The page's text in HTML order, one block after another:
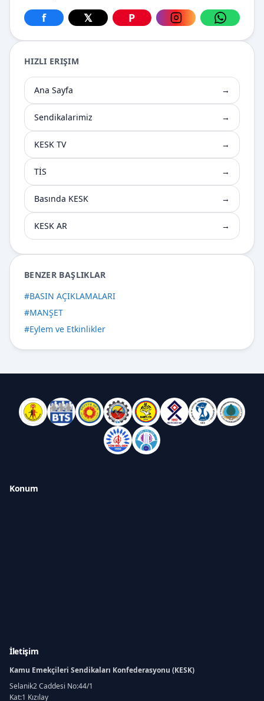
Facebook üzerinden paylaş
f
X üzerinden paylaş
𝕏
Pinterest üzerinden paylaş
P
Instagram
HIZLI ERIŞIM
Ana Sayfa →
Sendikalarimiz →
KESK TV →
TİS →
Basında KESK →
KESK AR →
BENZER BAŞLIKLAR
#BASIN AÇIKLAMALARI
#MANŞET
#Eylem ve Etkinlikler
Konum
İletişim
Kamu Emekçileri Sendikaları Konfederasyonu (KESK)
Selanik2 Caddesi No:44/1
Kat:1 Kızılay